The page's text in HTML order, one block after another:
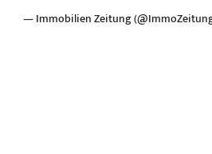
— Immobilien Zeitung